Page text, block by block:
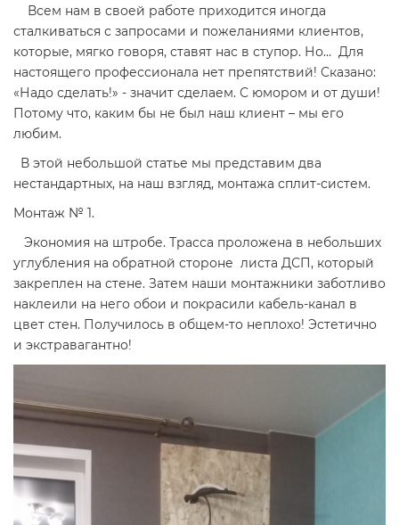
Всем нам в своей работе приходится иногда
сталкиваться с запросами и пожеланиями клиентов,
которые, мягко говоря, ставят нас в ступор. Но… Для
настоящего профессионала нет препятствий! Сказано:
«Надо сделать!» - значит сделаем. С юмором и от души!
Потому что, каким бы не был наш клиент – мы его
любим.
В этой небольшой статье мы представим два
нестандартных, на наш взгляд, монтажа сплит-систем.
Монтаж № 1.
Экономия на штробе. Трасса проложена в небольших
углубления на обратной стороне листа ДСП, который
закреплен на стене. Затем наши монтажники заботливо
наклеили на него обои и покрасили кабель-канал в
цвет стен. Получилось в общем-то неплохо! Эстетично
и экстравагантно!